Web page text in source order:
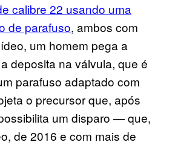
calibre 22 usando uma
de parafuso, ambos com
um homem pega a
deposita na válvula, que é
parafuso adaptado com
o precursor que, após
um disparo — que,
de 2016 e com mais de